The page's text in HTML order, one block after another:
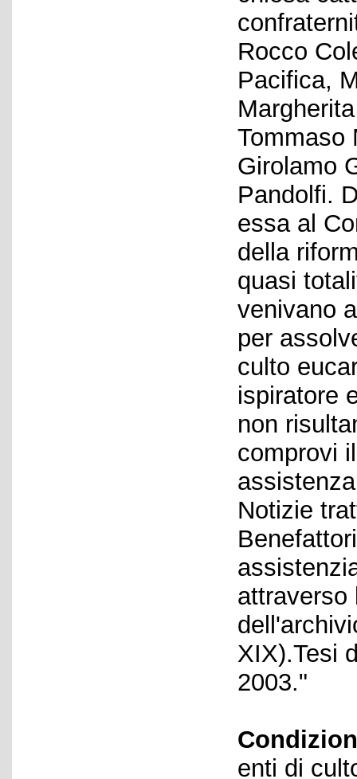
Rocco
Pacifica,
Tommaso
Girolamo
Pandolfi.
essa al
della
quasi
venivano
per
culto
ispiratore
non
comprovi
Notizie
attraverso
XIX).Tesi
2003."
enti di